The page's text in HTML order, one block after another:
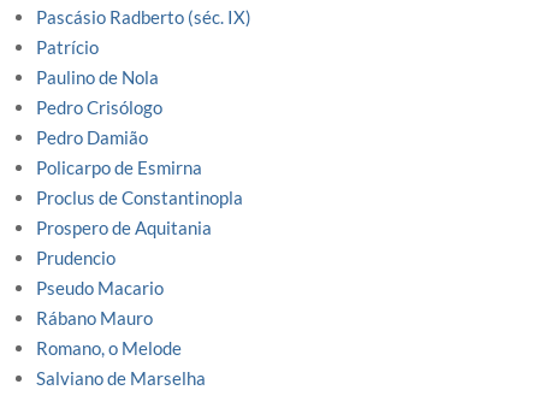
Pascásio Radberto (séc. IX)
Patrício
Paulino de Nola
Pedro Crisólogo
Pedro Damião
Policarpo de Esmirna
Proclus de Constantinopla
Prospero de Aquitania
Prudencio
Pseudo Macario
Rábano Mauro
Romano, o Melode
Salviano de Marselha